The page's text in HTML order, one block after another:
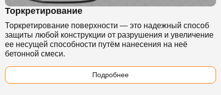
Торкретирование
Торкретирование поверхности — это надежный способ
защиты любой конструкции от разрушения и увеличение
ее несущей способности путём нанесения на неё
бетонной смеси.
Подробнее